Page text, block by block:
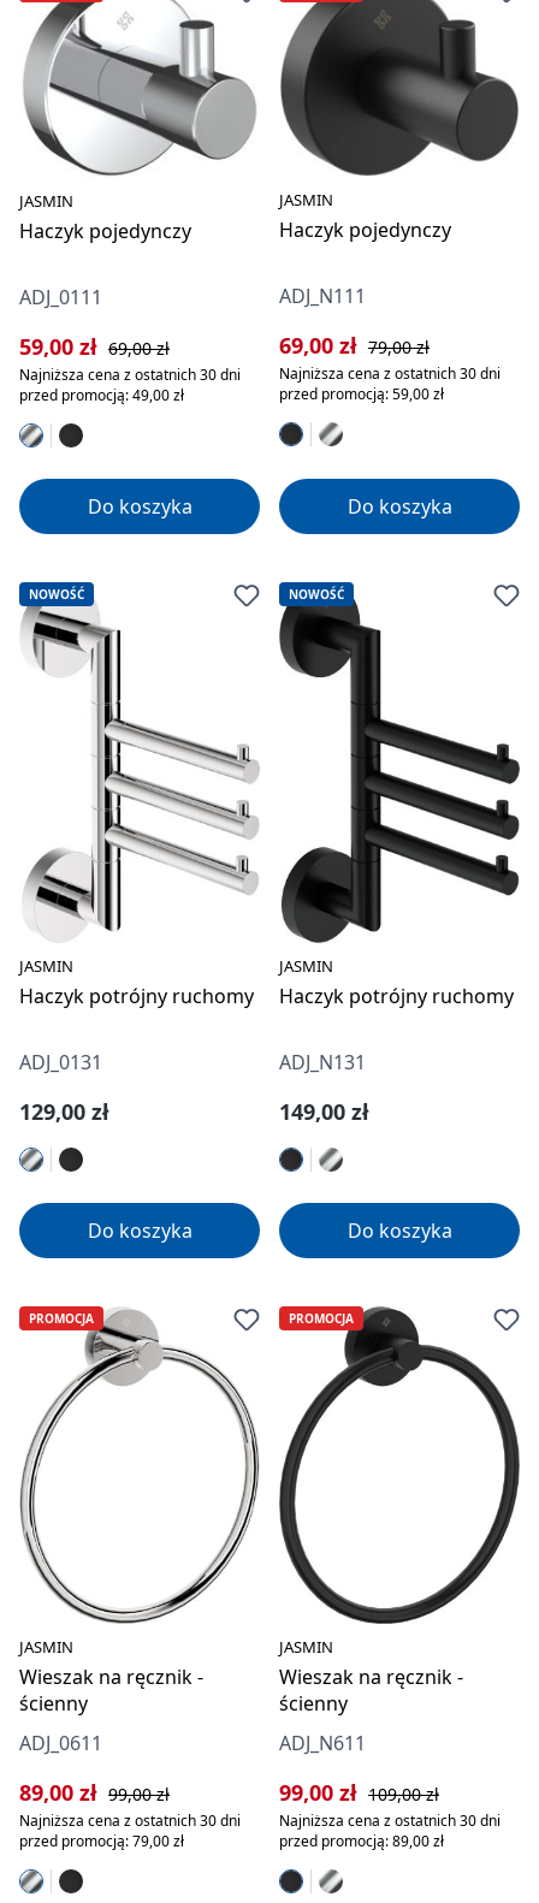
JASMIN
Haczyk pojedynczy
ADJ_0111
Cena sprzedaży:
59,00 zł Cena regularna:
69,00 zł
Najniższa cena z ostatnich 30 dni
przed promocją: 49,00 zł
Do koszyka
JASMIN
Haczyk pojedynczy
ADJ_N111
Cena sprzedaży:
69,00 zł Cena regularna:
79,00 zł
Najniższa cena z ostatnich 30 dni
przed promocją: 59,00 zł
Do koszyka
NOWOŚĆ
JASMIN
Haczyk potrójny ruchomy
ADJ_0131
Cena regularna:
129,00 zł
Do koszyka
NOWOŚĆ
JASMIN
Haczyk potrójny ruchomy
ADJ_N131
Cena regularna:
149,00 zł
Do koszyka
PROMOCJA
JASMIN
Wieszak na ręcznik -
ścienny
ADJ_0611
Cena sprzedaży:
89,00 zł Cena regularna:
99,00 zł
Najniższa cena z ostatnich 30 dni
przed promocją: 79,00 zł
PROMOCJA
JASMIN
Wieszak na ręcznik -
ścienny
ADJ_N611
Cena sprzedaży:
99,00 zł Cena regularna:
109,00 zł
Najniższa cena z ostatnich 30 dni
przed promocją: 89,00 zł